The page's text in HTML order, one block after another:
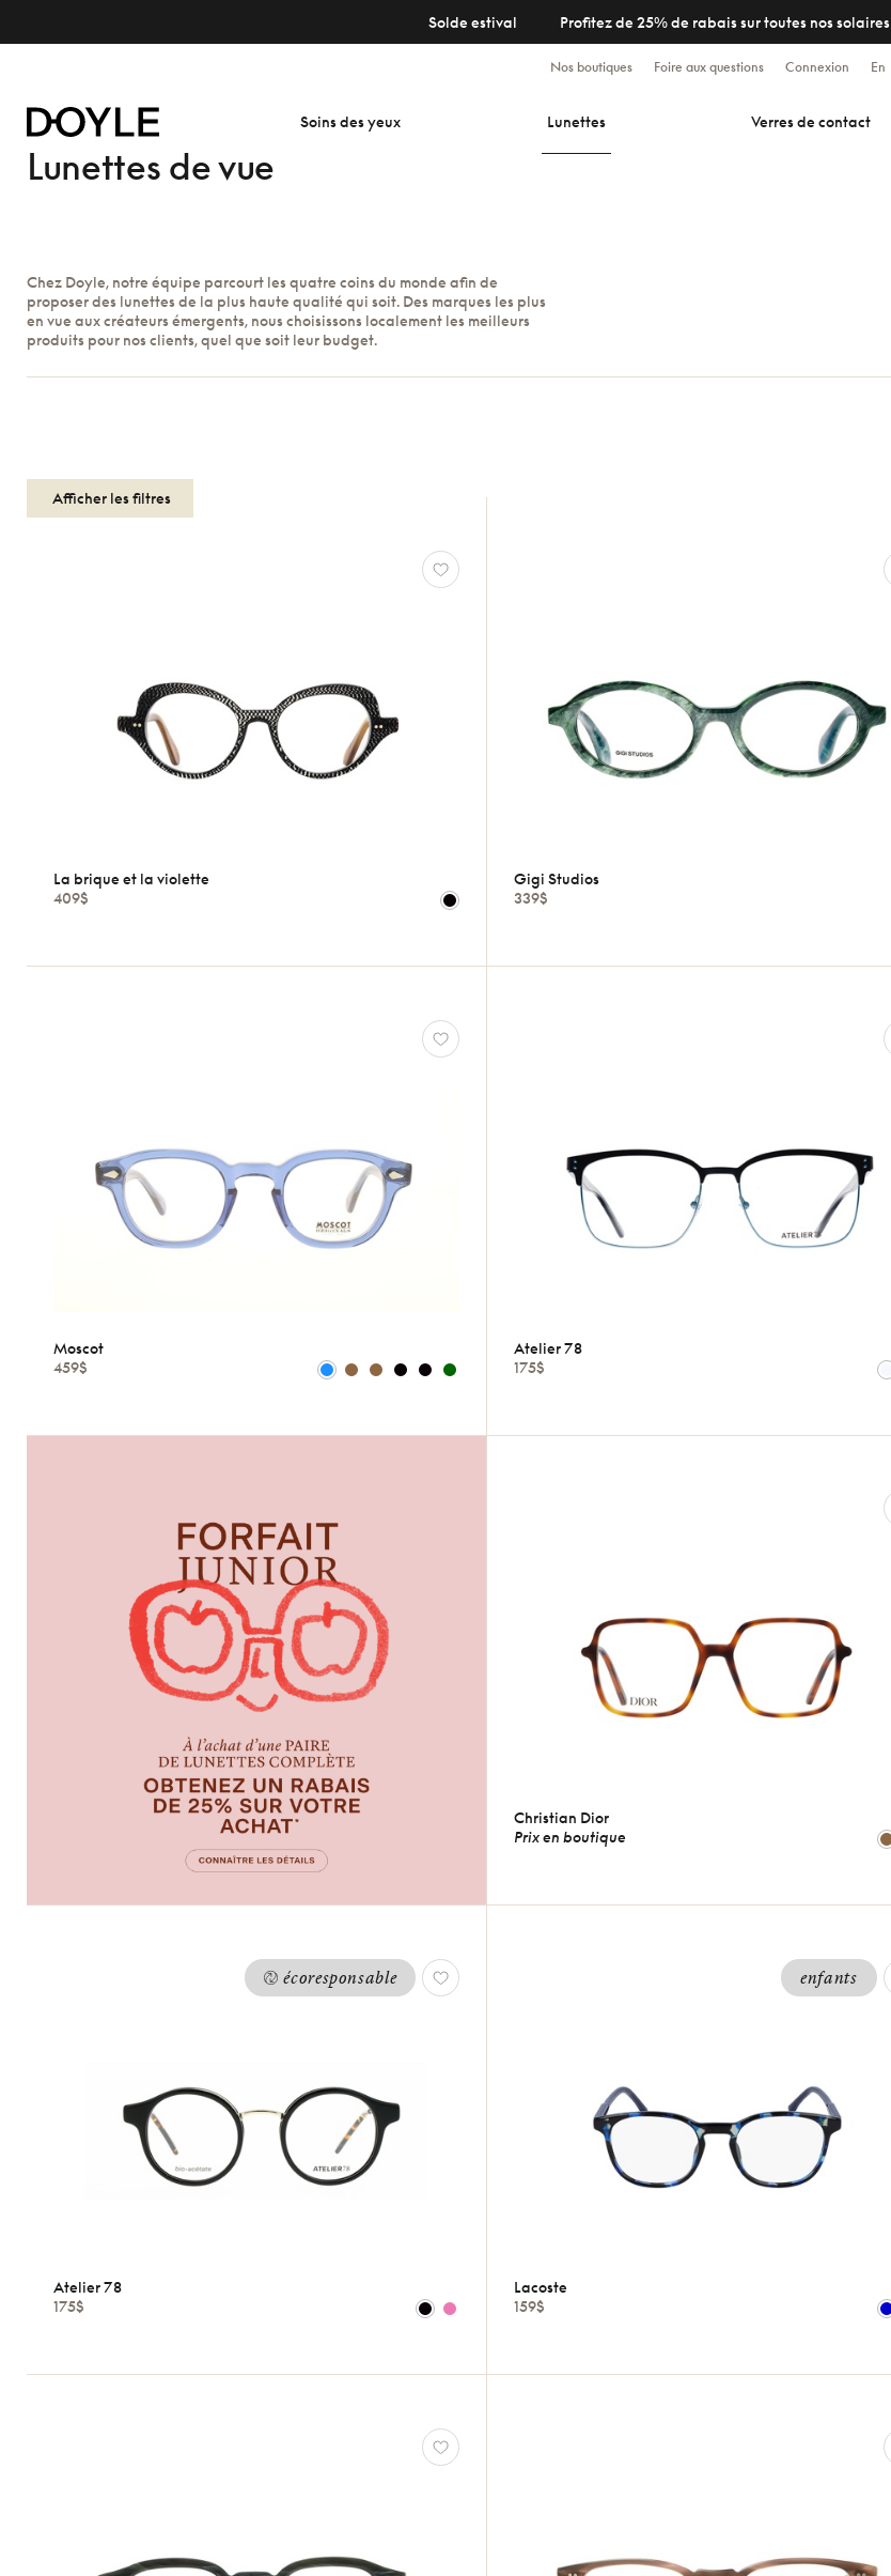
Solde estival Profitez de 25% de rabais sur toutes nos solaires
Nos boutiques Foire aux questions Connexion En
Soins des yeux Lunettes Verres de contact
Lunettes de vue
Chez Doyle, notre équipe parcourt les quatre coins du monde afin de
proposer des lunettes de la plus haute qualité qui soit. Des marques les plus
en vue aux créateurs émergents, nous choisissons localement les meilleurs
produits pour nos clients, quel que soit leur budget.
Afficher les filtres
OPTIQUES
Matériaux
La brique et la violette
409$
Gigi Studios
339$
Moscot
459$
Atelier 78
175$
Christian Dior
Prix en boutique
écoresponsable
Atelier 78
175$
enfants
Lacoste
159$